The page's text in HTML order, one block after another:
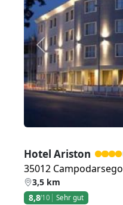
Zurück
Hotel Ariston
35012 Campodarsego
3,5 km
8,8/10 Sehr gut